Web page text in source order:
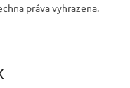
práva vyhrazena.